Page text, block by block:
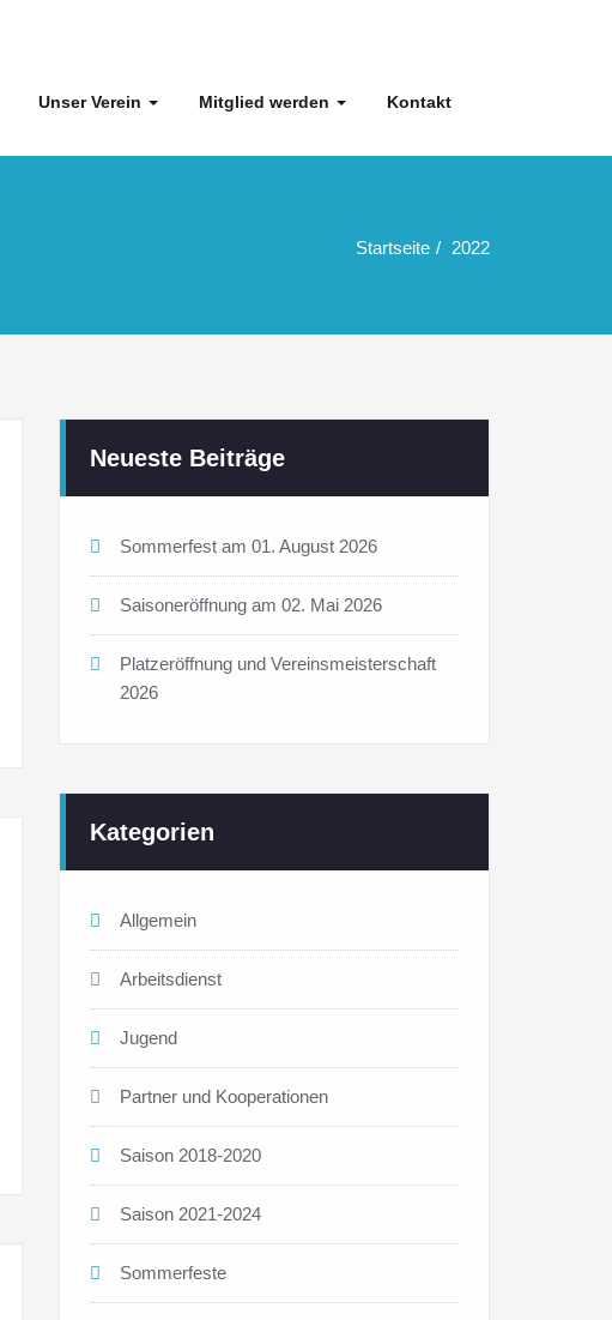
Unser Verein Mitglied werden Kontakt
Startseite 2022
Neueste Beiträge
Sommerfest am 01. August 2026
Saisoneröffnung am 02. Mai 2026
Platzeröffnung und Vereinsmeisterschaft
2026
Kategorien
Allgemein
Arbeitsdienst
Jugend
Partner und Kooperationen
Saison 2018-2020
Saison 2021-2024
Sommerfeste